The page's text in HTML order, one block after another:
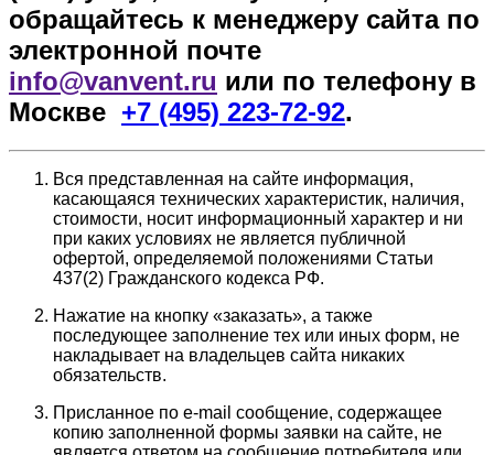
обращайтесь к менеджеру сайта по
электронной почте
info@vanvent.ru или по телефону в
Москве +7 (495) 223-72-92.
Вся представленная на сайте информация,
касающаяся технических характеристик, наличия,
стоимости, носит информационный характер и ни
при каких условиях не является публичной
офертой, определяемой положениями Статьи
437(2) Гражданского кодекса РФ.
Нажатие на кнопку «заказать», а также
последующее заполнение тех или иных форм, не
накладывает на владельцев сайта никаких
обязательств.
Присланное по e-mail сообщение, содержащее
копию заполненной формы заявки на сайте, не